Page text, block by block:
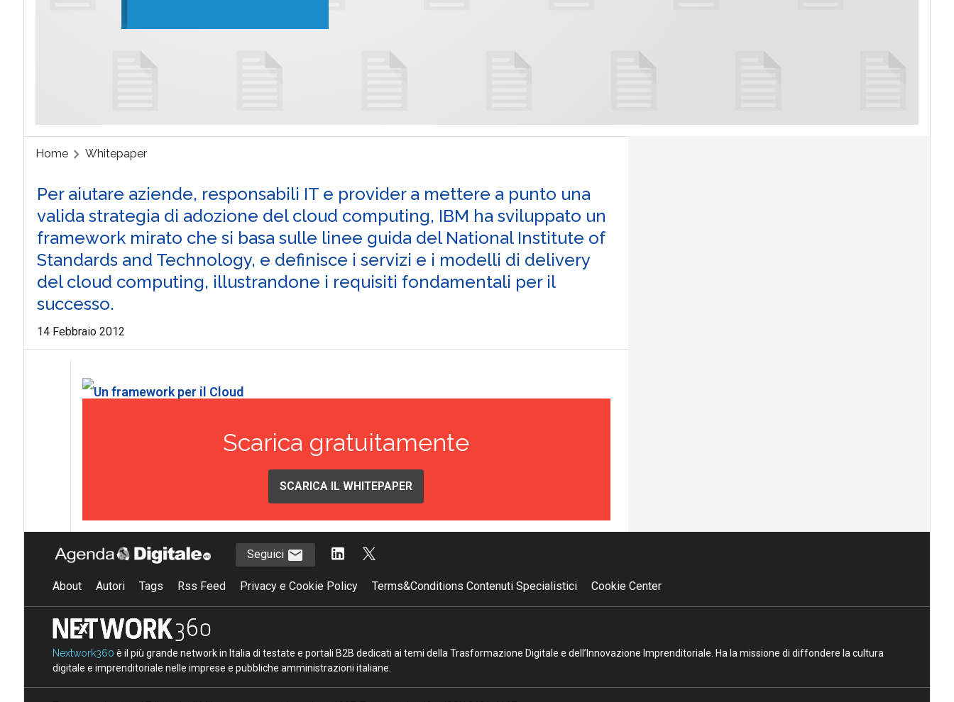
Home Whitepaper
Per aiutare aziende, responsabili IT e provider a mettere a punto una
valida strategia di adozione del cloud computing, IBM ha sviluppato un
framework mirato che si basa sulle linee guida del National Institute of
Standards and Technology, e definisce i servizi e i modelli di delivery
del cloud computing, illustrandone i requisiti fondamentali per il
successo.
14 Febbraio 2012
Scarica gratuitamente
SCARICA IL WHITEPAPER
Seguici
About Autori Tags Rss Feed Privacy e Cookie Policy Terms&Conditions Contenuti Specialistici Cookie Center
Nextwork360 è il più grande network in Italia di testate e portali B2B dedicati ai temi della Trasformazione Digitale e dell’Innovazione Imprenditoriale. Ha la missione di diffondere la cultura
digitale e imprenditoriale nelle imprese e pubbliche amministrazioni italiane.